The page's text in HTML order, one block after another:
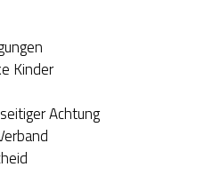
Kinder
Achtung